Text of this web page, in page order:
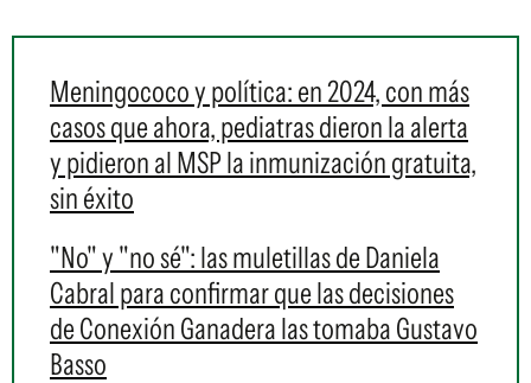
Meningococo y política: en 2024, con más
casos que ahora, pediatras dieron la alerta
y pidieron al MSP la inmunización gratuita,
sin éxito
"No" y "no sé": las muletillas de Daniela
Cabral para confirmar que las decisiones
de Conexión Ganadera las tomaba Gustavo
Basso